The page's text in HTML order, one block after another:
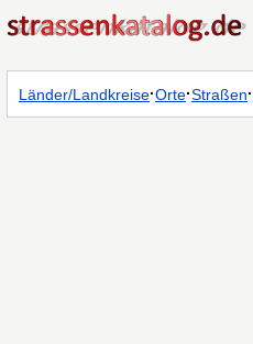
Länder/Landkreise·Orte·Straßen·